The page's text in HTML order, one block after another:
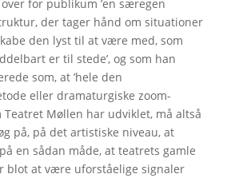
for publikum ’en særegen
der tager hånd om situationer
den lyst til at være med, som
er til stede’, og som han
som, at ’hele den
eller dramaturgiske zoom-
Teatret Møllen har udviklet, må altså
på, på det artistiske niveau, at
en sådan måde, at teatrets gamle
blot at være uforståelige signaler